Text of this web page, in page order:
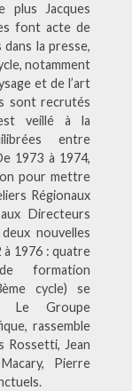
plus Jacques
font acte de
la presse,
notamment
et de l’art
sont recrutés
veillé à la
entre
1973 à 1974,
pour mettre
Régionaux
Directeurs
nouvelles
à 1976 : quatre
formation
cycle) se
Le Groupe
rassemble
Rossetti, Jean
Pierre